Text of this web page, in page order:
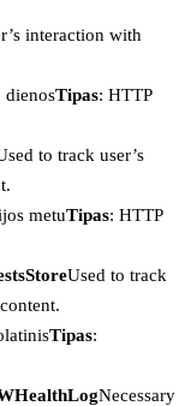
interaction with
dienosTipas: HTTP
to track user’s
metuTipas: HTTP
Used to track
Tipas:
Necessary